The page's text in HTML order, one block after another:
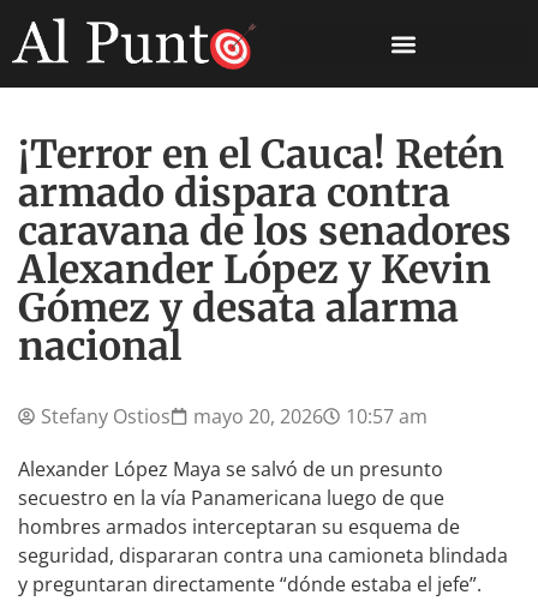
¡Terror en el Cauca! Retén
armado dispara contra
caravana de los senadores
Alexander López y Kevin
Gómez y desata alarma
nacional
Stefany Ostios mayo 20, 2026
10:57 am
Alexander López Maya se salvó de un presunto
secuestro en la vía Panamericana luego de que
hombres armados interceptaran su esquema de
seguridad, dispararan contra una camioneta blindada
y preguntaran directamente “dónde estaba el jefe”.